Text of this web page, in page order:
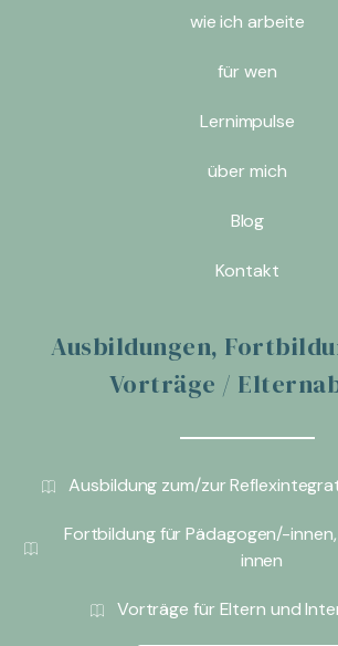
wie ich arbeite
für wen
Lernimpulse
über mich
Blog
Kontakt
Ausbildungen,
Vorträge /
Ausbildung zum/zur
Fortbildung für Pädagogen/-
innen
Vorträge für Eltern und